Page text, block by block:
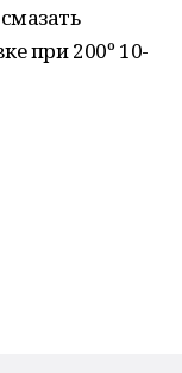
при 200º 10-